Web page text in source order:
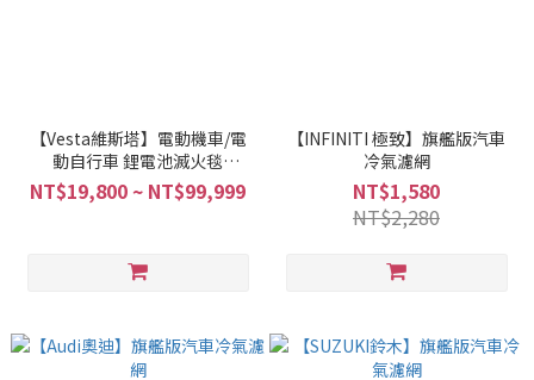
【Vesta維斯塔】電動機車/電
動自行車 鋰電池滅火毯
VESFIRE BLANKET
NT$19,800 ~ NT$99,999
【INFINITI 極致】旗艦版汽車
冷氣濾網
NT$1,580
NT$2,280